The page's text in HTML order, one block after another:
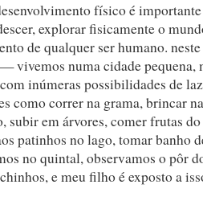
físico é
explorar fisicamente o
de qualquer ser humano.
vivemos numa cidade pequena,
inúmeras possibilidades de
como correr na grama, brincar
subir em árvores, comer frutas
patinhos no lago, tomar banho
no quintal, observamos o pôr
e meu filho é exposto a